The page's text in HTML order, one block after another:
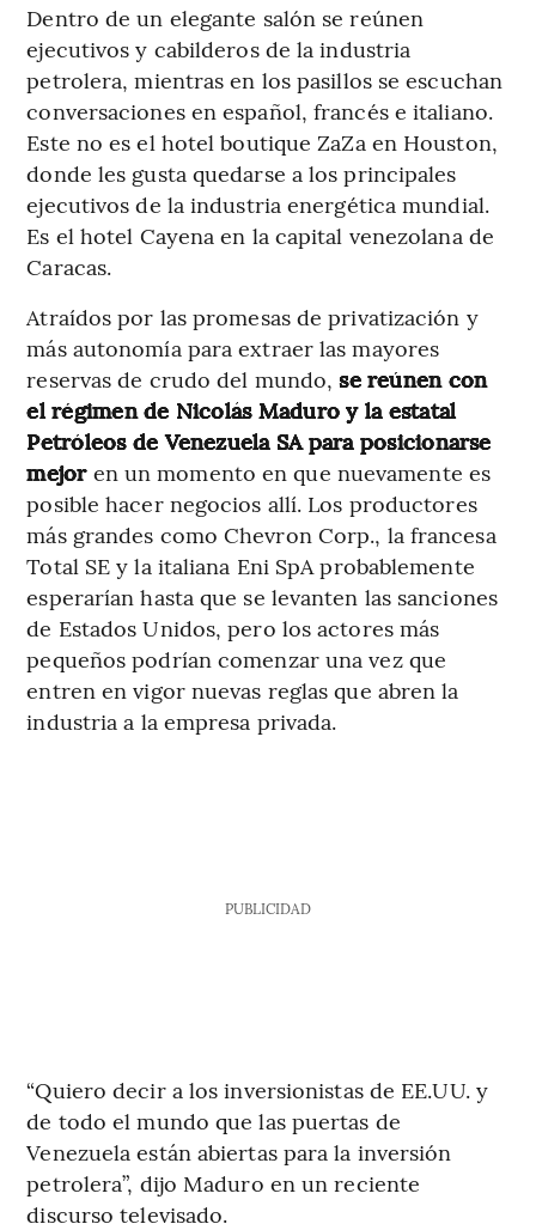
Dentro de un elegante salón se reúnen
ejecutivos y cabilderos de la industria
petrolera, mientras en los pasillos se escuchan
conversaciones en español, francés e italiano.
Este no es el hotel boutique ZaZa en Houston,
donde les gusta quedarse a los principales
ejecutivos de la industria energética mundial.
Es el hotel Cayena en la capital venezolana de
Caracas.
Atraídos por las promesas de privatización y
más autonomía para extraer las mayores
reservas de crudo del mundo,se reúnen con
el régimen de Nicolás Maduro y la estatal
Petróleos de Venezuela SA para posicionarse
mejoren un momento en que nuevamente es
posible hacer negocios allí. Los productores
más grandes como Chevron Corp., la francesa
Total SE y la italiana Eni SpA probablemente
esperarían hasta que se levanten las sanciones
de Estados Unidos, pero los actores más
pequeños podrían comenzar una vez que
entren en vigor nuevas reglas que abren la
industria a la empresa privada.
PUBLICIDAD
“Quiero decir a los inversionistas de EE.UU. y
de todo el mundo que las puertas de
Venezuela están abiertas para la inversión
petrolera”, dijo Maduro en un reciente
discurso televisado.